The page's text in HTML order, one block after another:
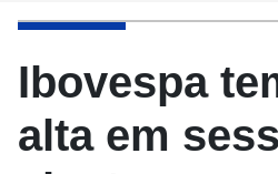
Ibovespa
alta em